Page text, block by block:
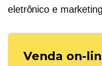
eletrônico e
Venda on-